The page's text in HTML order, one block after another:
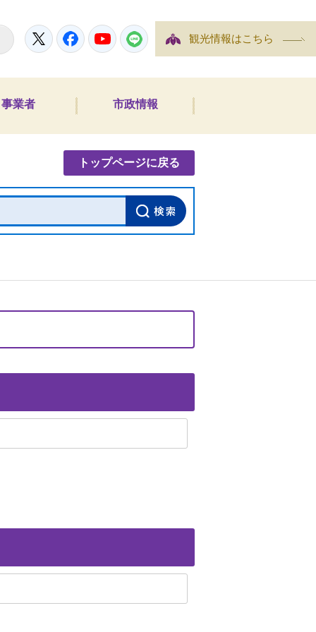
TwitterFacebookYouTubeLINE 観光情報はこちら
事業者 市政情報
トップページに戻る